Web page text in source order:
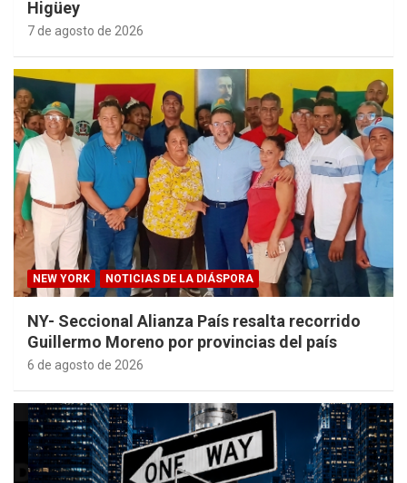
Higüey
7 de agosto de 2026
NEW YORK NOTICIAS DE LA DIÁSPORA
NY- Seccional Alianza País resalta recorrido
Guillermo Moreno por provincias del país
6 de agosto de 2026